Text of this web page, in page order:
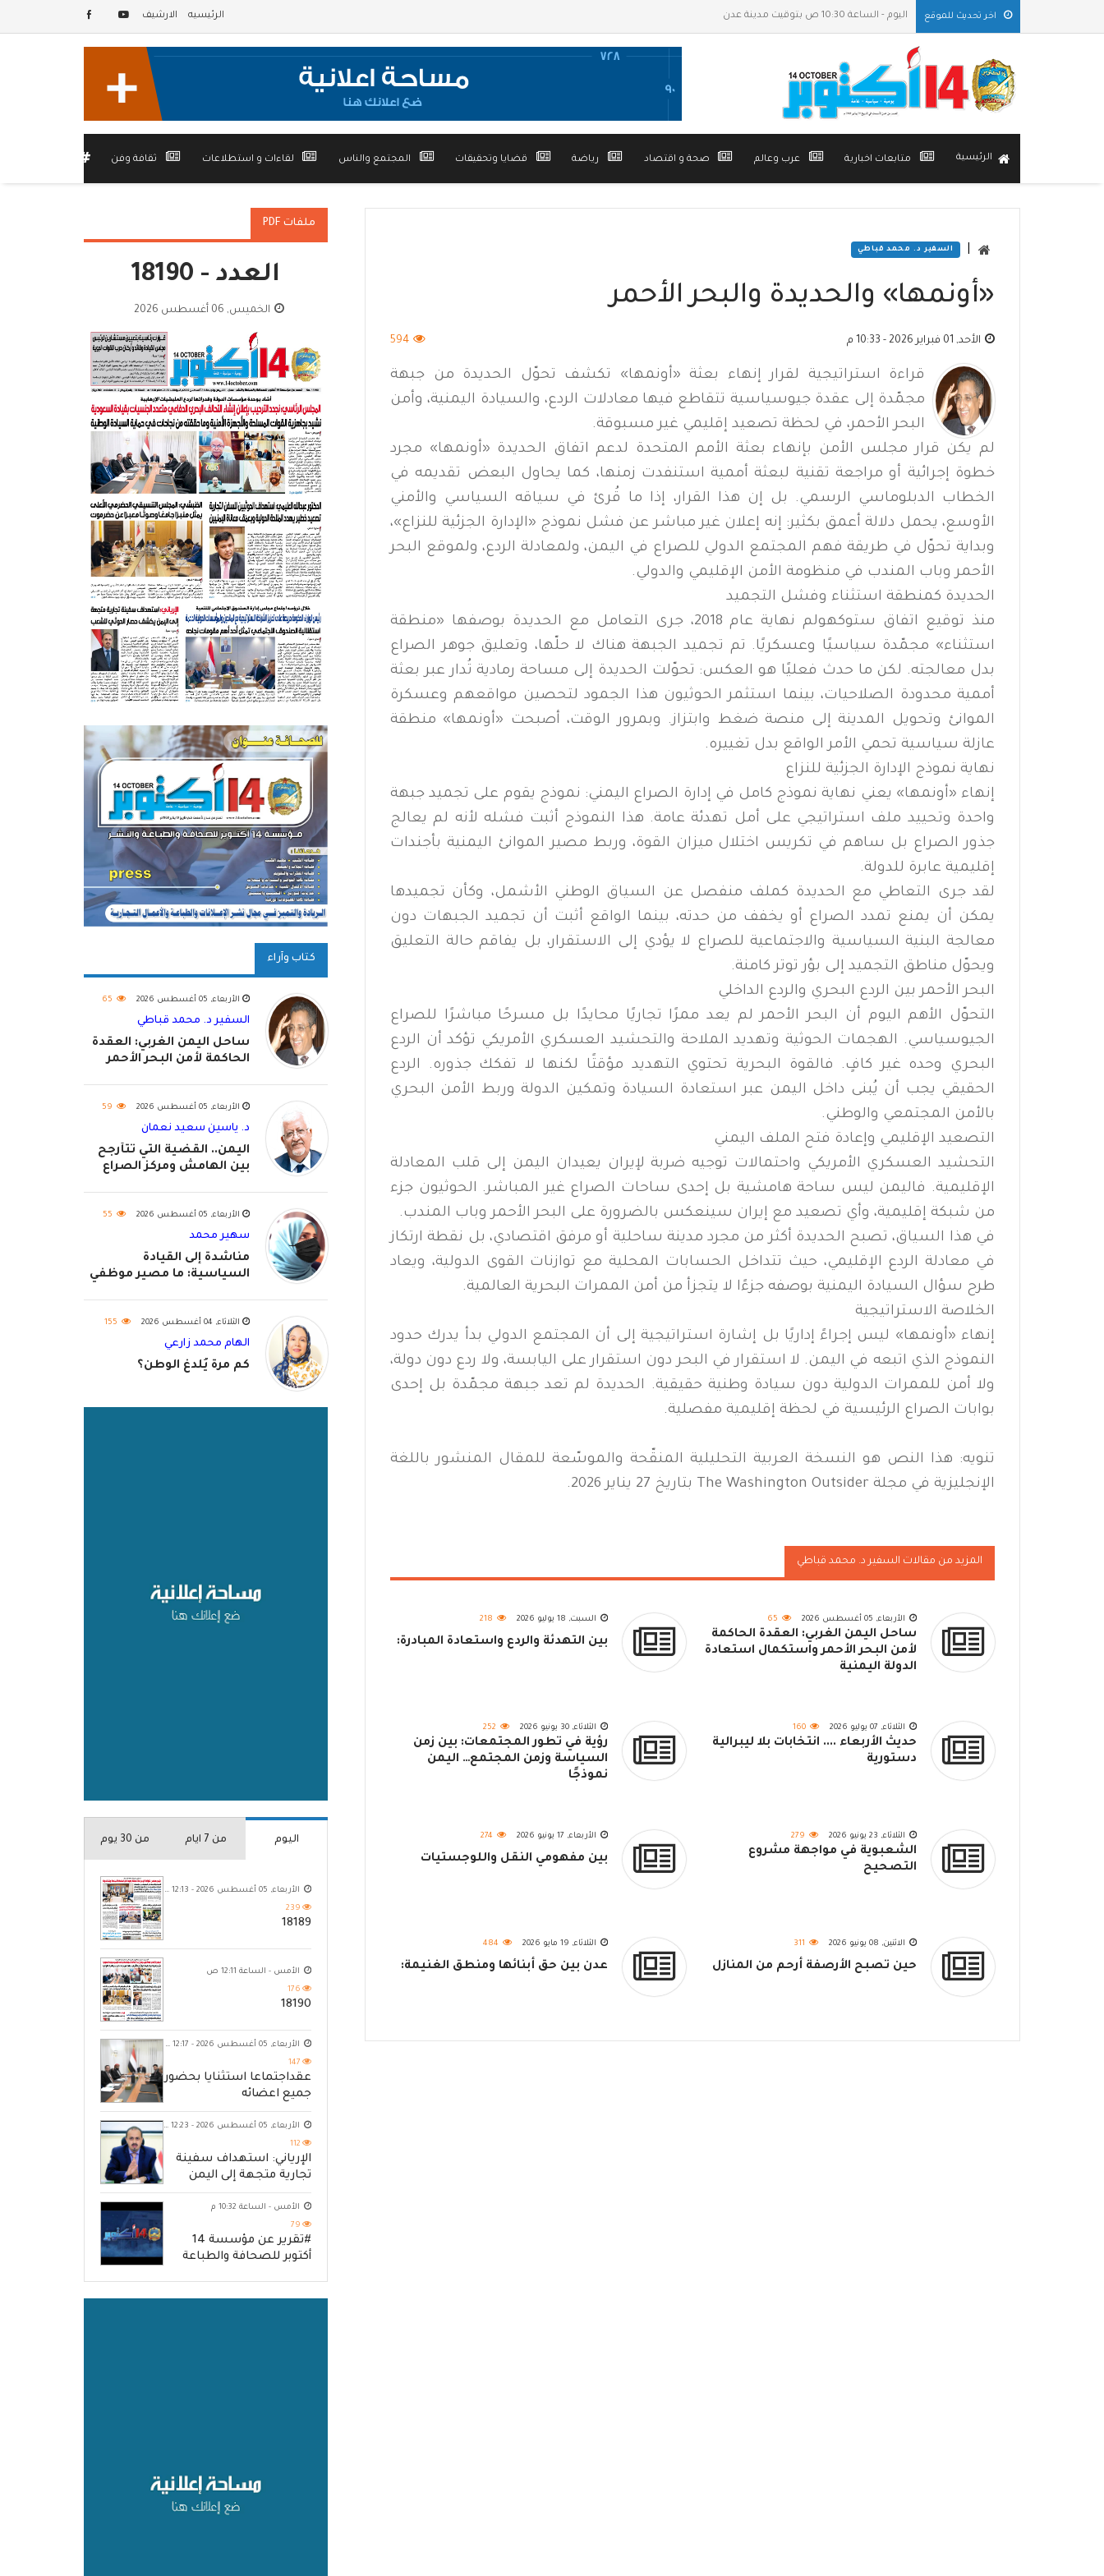
اخر تحديث للموقع اليوم - الساعة 10:30 ص بتوقيت مدينة عدن الرئيسيه الارشيف
الرئيسية متابعات اخبارية عرب وعالم صحة و اقتصاد رياضة قضايا وتحقيقات المجتمع والناس لقاءات و استطلاعات ثقافة وفن
السفير د. محمد قباطي
«أونمها» والحديدة والبحر الأحمر
الأحد, 01 فبراير 2026 - 10:33 م 594
قراءة استراتيجية لقرار إنهاء بعثة «أونمها» تكشف تحوّل الحديدة من جبهة
مجمّدة إلى عقدة جيوسياسية تتقاطع فيها معادلات الردع، والسيادة اليمنية، وأمن
البحر الأحمر، في لحظة تصعيد إقليمي غير مسبوقة.
لم يكن قرار مجلس الأمن بإنهاء بعثة الأمم المتحدة لدعم اتفاق الحديدة «أونمها» مجرد
خطوة إجرائية أو مراجعة تقنية لبعثة أممية استنفدت زمنها، كما يحاول البعض تقديمه في
الخطاب الدبلوماسي الرسمي. بل إن هذا القرار، إذا ما قُرئ في سياقه السياسي والأمني
الأوسع، يحمل دلالة أعمق بكثير: إنه إعلان غير مباشر عن فشل نموذج «الإدارة الجزئية للنزاع»،
وبداية تحوّل في طريقة فهم المجتمع الدولي للصراع في اليمن، ولمعادلة الردع، ولموقع البحر
الأحمر وباب المندب في منظومة الأمن الإقليمي والدولي.
الحديدة كمنطقة استثناء وفشل التجميد
منذ توقيع اتفاق ستوكهولم نهاية عام 2018، جرى التعامل مع الحديدة بوصفها «منطقة
استثناء» مجمّدة سياسيًا وعسكريًا. تم تجميد الجبهة هناك لا حلّها، وتعليق جوهر الصراع
بدل معالجته. لكن ما حدث فعليًا هو العكس: تحوّلت الحديدة إلى مساحة رمادية تُدار عبر بعثة
أممية محدودة الصلاحيات، بينما استثمر الحوثيون هذا الجمود لتحصين مواقعهم وعسكرة
الموانئ وتحويل المدينة إلى منصة ضغط وابتزاز. وبمرور الوقت، أصبحت «أونمها» منطقة
عازلة سياسية تحمي الأمر الواقع بدل تغييره.
نهاية نموذج الإدارة الجزئية للنزاع
إنهاء «أونمها» يعني نهاية نموذج كامل في إدارة الصراع اليمني: نموذج يقوم على تجميد جبهة
واحدة وتحييد ملف استراتيجي على أمل تهدئة عامة. هذا النموذج أثبت فشله لأنه لم يعالج
جذور الصراع بل ساهم في تكريس اختلال ميزان القوة، وربط مصير الموانئ اليمنية بأجندات
إقليمية عابرة للدولة.
لقد جرى التعاطي مع الحديدة كملف منفصل عن السياق الوطني الأشمل، وكأن تجميدها
يمكن أن يمنع تمدد الصراع أو يخفف من حدته، بينما الواقع أثبت أن تجميد الجبهات دون
معالجة البنية السياسية والاجتماعية للصراع لا يؤدي إلى الاستقرار، بل يفاقم حالة التعليق
ويحوّل مناطق التجميد إلى بؤر توتر كامنة.
البحر الأحمر بين الردع البحري والردع الداخلي
التحوّل الأهم اليوم أن البحر الأحمر لم يعد ممرًا تجاريًا محايدًا بل مسرحًا مباشرًا للصراع
الجيوسياسي. الهجمات الحوثية وتهديد الملاحة والتحشيد العسكري الأمريكي تؤكد أن الردع
البحري وحده غير كافٍ. فالقوة البحرية تحتوي التهديد مؤقتًا لكنها لا تفكك جذوره. الردع
الحقيقي يجب أن يُبنى داخل اليمن عبر استعادة السيادة وتمكين الدولة وربط الأمن البحري
بالأمن المجتمعي والوطني.
التصعيد الإقليمي وإعادة فتح الملف اليمني
التحشيد العسكري الأمريكي واحتمالات توجيه ضربة لإيران يعيدان اليمن إلى قلب المعادلة
الإقليمية. فاليمن ليس ساحة هامشية بل إحدى ساحات الصراع غير المباشر. الحوثيون جزء
من شبكة إقليمية، وأي تصعيد مع إيران سينعكس بالضرورة على البحر الأحمر وباب المندب.
في هذا السياق، تصبح الحديدة أكثر من مجرد مدينة ساحلية أو مرفق اقتصادي، بل نقطة ارتكاز
في معادلة الردع الإقليمي، حيث تتداخل الحسابات المحلية مع توازنات القوى الدولية، ويعاد
طرح سؤال السيادة اليمنية بوصفه جزءًا لا يتجزأ من أمن الممرات البحرية العالمية.
الخلاصة الاستراتيجية
إنهاء «أونمها» ليس إجراءً إداريًا بل إشارة استراتيجية إلى أن المجتمع الدولي بدأ يدرك حدود
النموذج الذي اتبعه في اليمن. لا استقرار في البحر دون استقرار على اليابسة، ولا ردع دون دولة،
ولا أمن للممرات الدولية دون سيادة وطنية حقيقية. الحديدة لم تعد جبهة مجمّدة بل إحدى
بوابات الصراع الرئيسية في لحظة إقليمية مفصلية.
تنويه: هذا النص هو النسخة العربية التحليلية المنقّحة والموسّعة للمقال المنشور باللغة
الإنجليزية في مجلة The Washington Outsider بتاريخ 27 يناير 2026.
المزيد من مقالات السفير د. محمد قباطي
الأربعاء, 05 أغسطس 2026 65
ساحل اليمن الغربي: العقدة الحاكمة
لأمن البحر الأحمر واستكمال استعادة
الدولة اليمنية
السبت, 18 يوليو 2026 218
بين التهدئة والردع واستعادة المبادرة:
الثلاثاء, 07 يوليو 2026 160
حديث الأربعاء .... انتخابات بلا ليبرالية
دستورية
الثلاثاء, 30 يونيو 2026 252
رؤية في تطور المجتمعات: بين زمن
السياسة وزمن المجتمع… اليمن
نموذجًا
الثلاثاء, 23 يونيو 2026 279
الشعبوية في مواجهة مشروع
التصحيح
الأربعاء, 17 يونيو 2026 274
بين مفهومي النقل واللوجستيات
الاثنين, 08 يونيو 2026 311
حين تصبح الأرصفة أرحم من المنازل
الثلاثاء, 19 مايو 2026 484
عدن بين حق أبنائها ومنطق الغنيمة:
ملفات PDF
العدد - 18190
الخميس, 06 أغسطس 2026
كتاب وآراء
الأربعاء, 05 أغسطس 2026 65
السفير د. محمد قباطي
ساحل اليمن الغربي: العقدة
الحاكمة لأمن البحر الأحمر
الأربعاء, 05 أغسطس 2026 59
د. ياسين سعيد نعمان
اليمن.. القضية التي تتأرجح
بين الهامش ومركز الصراع
الأربعاء, 05 أغسطس 2026 55
سهير محمد
مناشدة إلى القيادة
السياسية: ما مصير موظفي
الثلاثاء, 04 أغسطس 2026 155
الهام محمد زارعي
كم مرة يُلدغ الوطن؟
اليوم من 7 ايام من 30 يوم
الأربعاء, 05 أغسطس 2026 - 12:13 ص
239
18189
الأمس - الساعة 12:11 ص
176
18190
الأربعاء, 05 أغسطس 2026 - 12:17 ص
147
عقداجتماعا استثنايا بحضور
جميع اعضائه
الأربعاء, 05 أغسطس 2026 - 12:23 ص
112
الإرياني: استهداف سفينة
تجارية متجهة إلى اليمن
يكشف حصار الحوثي للشعب
الأمس - الساعة 10:32 م
79
#تقرير عن مؤسسة 14
أكتوبر للصحافة والطباعة